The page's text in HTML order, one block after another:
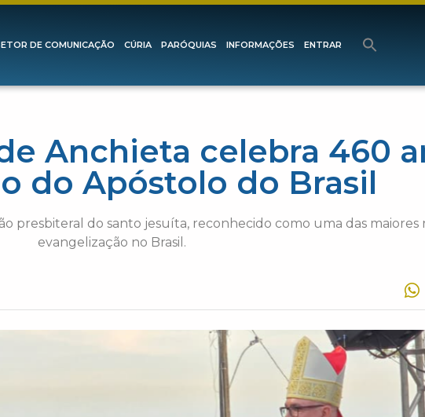
DE COMUNICAÇÃO CÚRIA PARÓQUIAS INFORMAÇÕES ENTRAR
Anchieta celebra 460
do Apóstolo do Brasil
presbiteral do santo jesuíta, reconhecido como uma das maiores
evangelização no Brasil.